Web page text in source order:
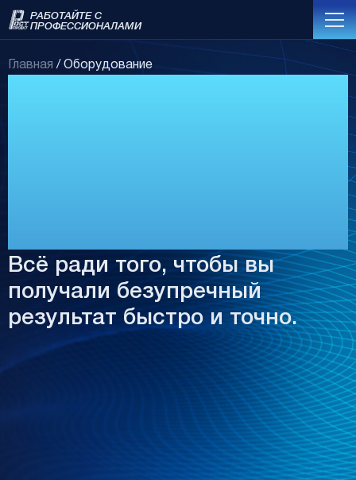
РАБОТАЙТЕ С
ПРОФЕССИОНАЛАМИ
Главная/Оборудование
Всё ради того, чтобы вы
получали безупречный
результат быстро и точно.